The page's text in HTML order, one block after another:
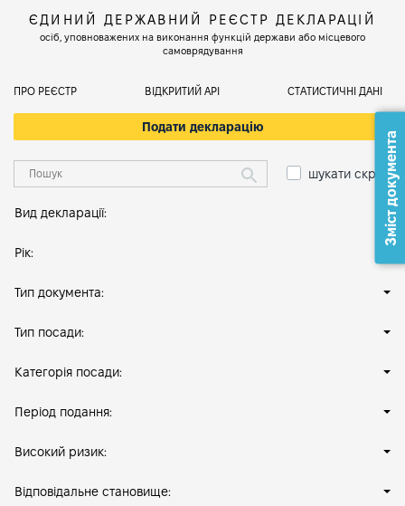
ЄДИНИЙ ДЕРЖАВНИЙ РЕЄСТР ДЕКЛАРАЦІЙ
осіб, уповноважених на виконання функцій держави або місцевого
самоврядування
ПРО РЕЄСТР ВІДКРИТИЙ АРІ СТАТИСТИЧНІ ДАНІ
Подати декларацію
шукати скрізь
Вид декларації:
Рік:
Тип документа:
Тип посади:
Категорія посади:
Період подання:
Високий ризик:
Відповідальне становище:
Зміст документа